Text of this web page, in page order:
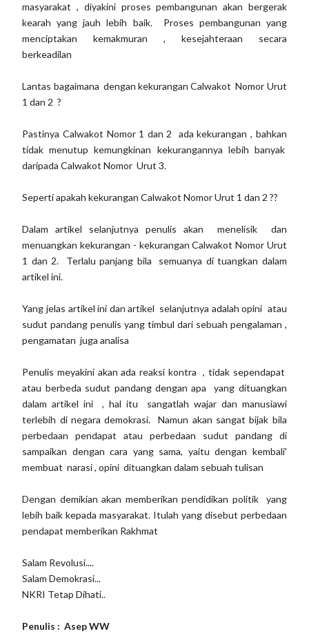
masyarakat , diyakini proses pembangunan akan bergerak
kearah yang jauh lebih baik. Proses pembangunan yang
menciptakan kemakmuran , kesejahteraan secara
berkeadilan
Lantas bagaimana dengan kekurangan Calwakot Nomor Urut
1 dan 2 ?
Pastinya Calwakot Nomor 1 dan 2 ada kekurangan , bahkan
tidak menutup kemungkinan kekurangannya lebih banyak
daripada Calwakot Nomor Urut 3.
Seperti apakah kekurangan Calwakot Nomor Urut 1 dan 2 ??
Dalam artikel selanjutnya penulis akan menelisik dan
menuangkan kekurangan - kekurangan Calwakot Nomor Urut
1 dan 2. Terlalu panjang bila semuanya di tuangkan dalam
artikel ini.
Yang jelas artikel ini dan artikel selanjutnya adalah opini atau
sudut pandang penulis yang timbul dari sebuah pengalaman ,
pengamatan juga analisa
Penulis meyakini akan ada reaksi kontra , tidak sependapat
atau berbeda sudut pandang dengan apa yang dituangkan
dalam artikel ini , hal itu sangatlah wajar dan manusiawi
terlebih di negara demokrasi. Namun akan sangat bijak bila
perbedaan pendapat atau perbedaan sudut pandang di
sampaikan dengan cara yang sama, yaitu dengan kembali'
membuat narasi , opini dituangkan dalam sebuah tulisan
Dengan demikian akan memberikan pendidikan politik yang
lebih baik kepada masyarakat. Itulah yang disebut perbedaan
pendapat memberikan Rakhmat
Salam Revolusi....
Salam Demokrasi...
NKRI Tetap Dihati..
Penulis : Asep WW